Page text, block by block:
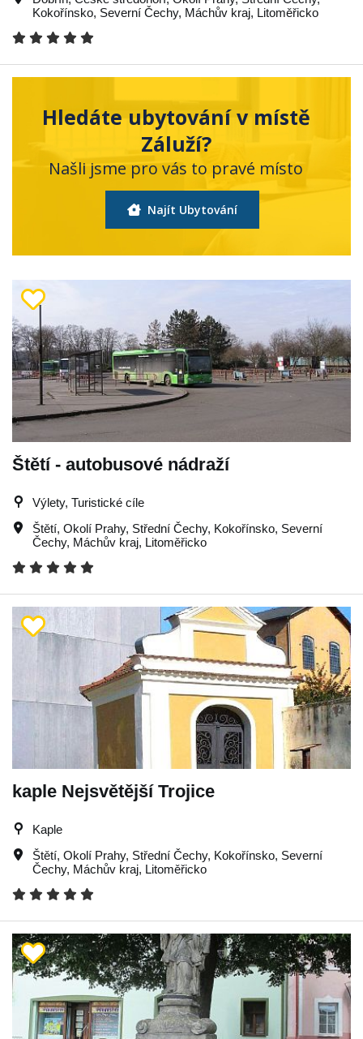
Kokořínsko, Severní Čechy, Máchův kraj, Litoměřicko
Hledáte ubytování v místě
Záluží?
Našli jsme pro vás to pravé místo
Najít Ubytování
Štětí - autobusové nádraží
Výlety, Turistické cíle
Štětí, Okolí Prahy, Střední Čechy, Kokořínsko, Severní
Čechy, Máchův kraj, Litoměřicko
kaple Nejsvětější Trojice
Kaple
Štětí, Okolí Prahy, Střední Čechy, Kokořínsko, Severní
Čechy, Máchův kraj, Litoměřicko